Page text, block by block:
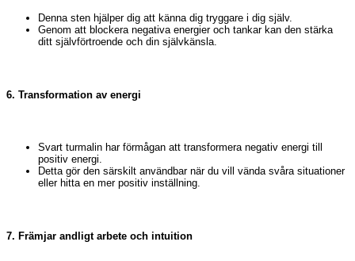
Denna sten hjälper dig att känna dig tryggare i dig själv.
Genom att blockera negativa energier och tankar kan den stärka
ditt självförtroende och din självkänsla.
6. Transformation av energi
Svart turmalin har förmågan att transformera negativ energi till
positiv energi.
Detta gör den särskilt användbar när du vill vända svåra situationer
eller hitta en mer positiv inställning.
7. Främjar andligt arbete och intuition